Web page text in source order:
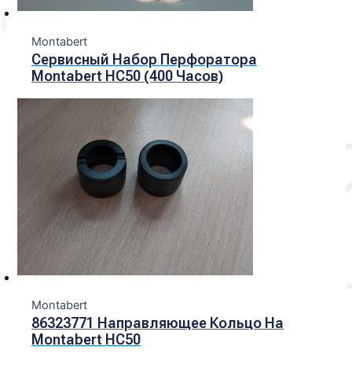
Montabert
Сервисный Набор Перфоратора
Montabert HC50 (400 Часов)
Montabert
86323771 Направляющее Кольцо На
Montabert HC50